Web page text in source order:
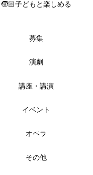
🧒🏻子どもと楽しめる
募集
演劇
講座・講演
イベント
オペラ
その他